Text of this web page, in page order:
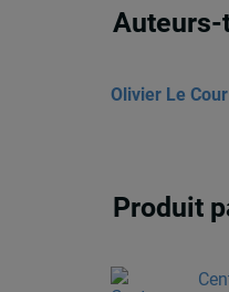
Olivier Le
Produit